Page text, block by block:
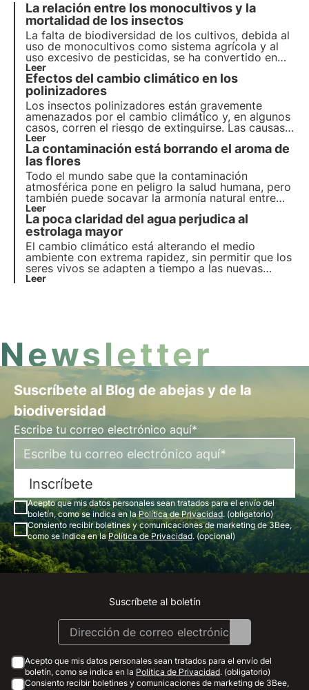
La relación entre los monocultivos y la
mortalidad de los insectos
La falta de biodiversidad de los cultivos, debida al
uso de monocultivos como sistema agrícola y al
uso excesivo de pesticidas, se ha convertido en
los últimos años en una amenaza real para los
insectos, incluidos los principales polinizadores.
Leer
Efectos del cambio climático en los
polinizadores
Los insectos polinizadores están gravemente
amenazados por el cambio climático y, en algunos
casos, corren el riesgo de extinguirse. Las causas
son múltiples y pueden afectar directamente a los
insectos o indirectamente a las plantas que visitan.
Pero, ¿cuáles son los efectos? Averigüémoslo en
este artículo.
Leer
La contaminación está borrando el aroma de
las flores
Todo el mundo sabe que la contaminación
atmosférica pone en peligro la salud humana, pero
también puede socavar la armonía natural entre
polinizadores y plantas al acabar con el aroma de
las flores. Lea más en este artículo sobre el
estudio realizado y cómo afecta este fenómeno a
la biodiversidad.
Leer
La poca claridad del agua perjudica al
estrolaga mayor
El cambio climático está alterando el medio
ambiente con extrema rapidez, sin permitir que los
seres vivos se adapten a tiempo a las nuevas
condiciones ambientales. Un ejemplo de ello es el
Leer
Newsletter
Suscríbete al Blog de abejas y de la
biodiversidad
Escribe tu correo electrónico aquí*
Inscríbete
Acepto que mis datos personales sean tratados para el envío del
boletín, como se indica en laPolítica de Privacidad. (obligatorio)
Consiento recibir boletines y comunicaciones de marketing de 3Bee,
como se indica en laPolítica de Privacidad. (opcional)
Instagram
Facebook
Linkedin
Youtube
Suscríbete al boletín
Acepto que mis datos personales sean tratados para el envío del
boletín, como se indica en la Política de Privacidad. (obligatorio)
Consiento recibir boletines y comunicaciones de marketing de 3Bee,